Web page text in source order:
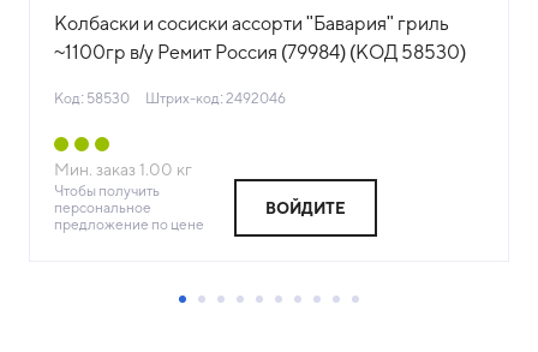
Колбаски и сосиски ассорти "Бавария" гриль
~1100гр в/у Ремит Россия (79984) (КОД 58530)
Код: 58530 Штрих-код: 2492046
Мин. заказ 1.00 кг
Чтобы получить
персональное
предложение по цене
ВОЙДИТЕ